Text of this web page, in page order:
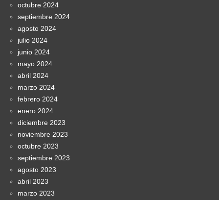
octubre 2024
septiembre 2024
agosto 2024
julio 2024
junio 2024
mayo 2024
abril 2024
marzo 2024
febrero 2024
enero 2024
diciembre 2023
noviembre 2023
octubre 2023
septiembre 2023
agosto 2023
abril 2023
marzo 2023